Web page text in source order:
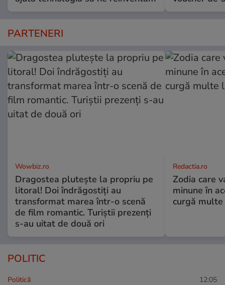
PARTENERI
Wowbiz.ro
Dragostea plutește la propriu pe
litoral! Doi îndrăgostiți au
transformat marea într-o scenă
de film romantic. Turiștii prezenți
s-au uitat de două ori
Redactia.ro
Zodia care
minune în
curgă
POLITIC
Politică 12:05